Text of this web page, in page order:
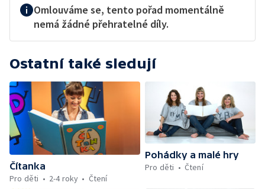
Omlouváme se, tento pořad momentálně
nemá žádné přehratelné díly.
Ostatní také sledují
Čítanka
Pro děti
2-4 roky Čtení
Pohádky a malé hry
Pro děti
Čtení